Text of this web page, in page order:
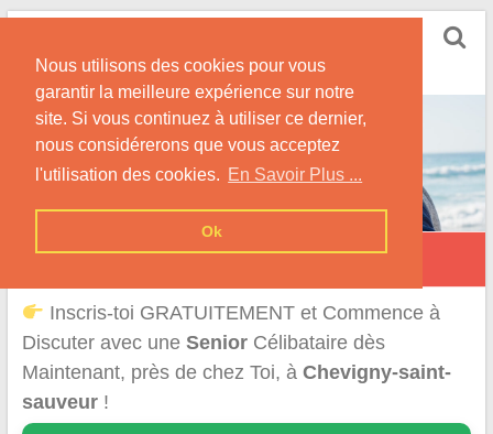
Nous utilisons des cookies pour vous
garantir la meilleure expérience sur notre
site. Si vous continuez à utiliser ce dernier,
nous considérerons que vous acceptez
l'utilisation des cookies. En Savoir Plus ...
Ok
Skip
content
Conseils & Infos pour la Rencontre d'une Senior
Chevigny-Saint-Sauveur
Inscris-toi GRATUITEMENT et Commence à
Discuter avec une SeniorCélibataire dès
Maintenant, près de chez Toi, à Chevigny-saint-
sauveur!